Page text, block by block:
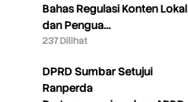
Bahas Regulasi Konten Lokal
dan Pengua…
237 Dilihat
DPRD Sumbar Setujui
Ranperda